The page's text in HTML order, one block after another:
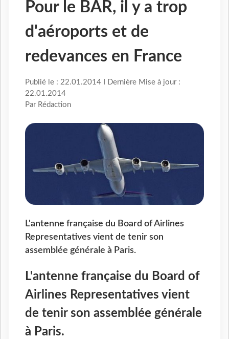
Pour le BAR, il y a trop
d'aéroports et de
redevances en France
Publié le : 22.01.2014 I Dernière Mise à jour :
22.01.2014
Par Rédaction
L'antenne française du Board of Airlines
Representatives vient de tenir son
assemblée générale à Paris.
L'antenne française du Board of
Airlines Representatives vient
de tenir son assemblée générale
à Paris.